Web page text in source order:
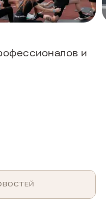
и